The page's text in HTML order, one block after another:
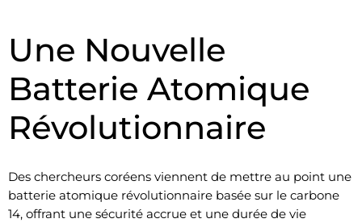
Une Nouvelle
Batterie Atomique
Révolutionnaire
Des chercheurs coréens viennent de mettre au point une
batterie atomique révolutionnaire basée sur le carbone
14, offrant une sécurité accrue et une durée de vie